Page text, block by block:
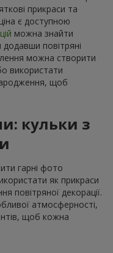
прикраси та
є доступною
можна знайти
додавши повітряні
можна створити
використати
щоб
кульки з
гарні фото
як прикраси
повітряної декорації.
атмосферності,
щоб кожна